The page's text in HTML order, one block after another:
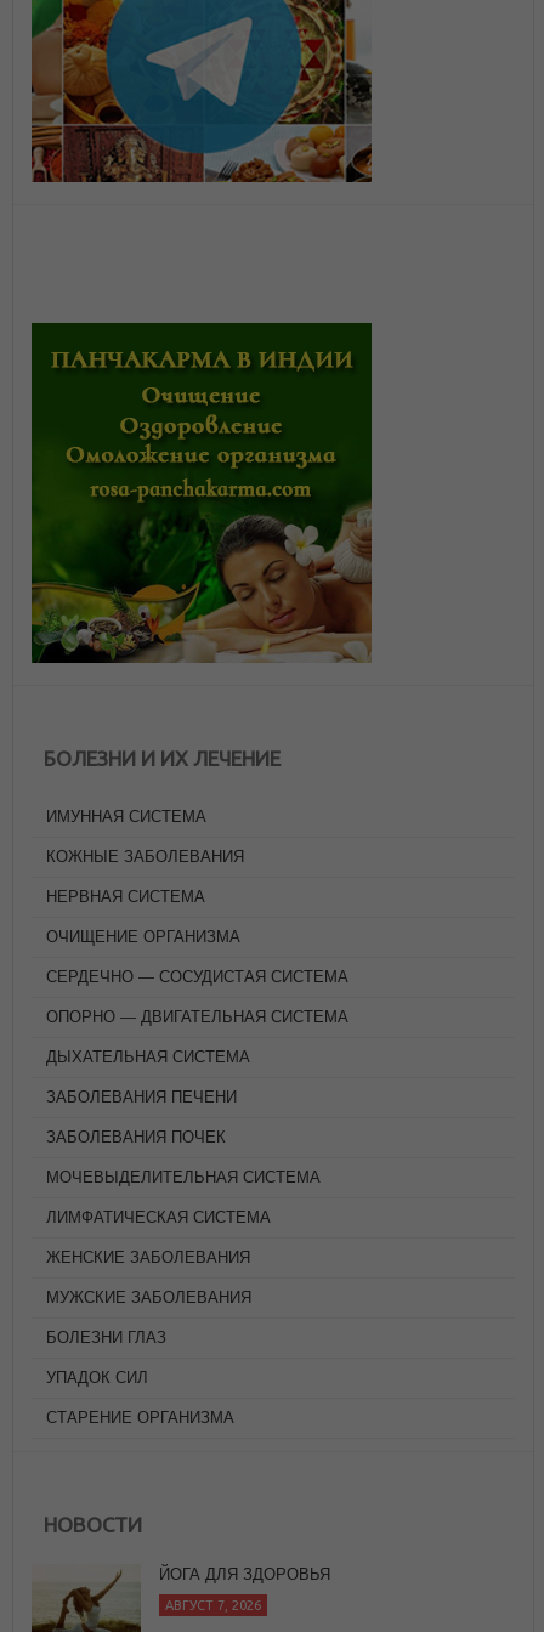
БОЛЕЗНИ И ИХ ЛЕЧЕНИЕ
ИМУННАЯ СИСТЕМА
КОЖНЫЕ ЗАБОЛЕВАНИЯ
НЕРВНАЯ СИСТЕМА
ОЧИЩЕНИЕ ОРГАНИЗМА
СЕРДЕЧНО — СОСУДИСТАЯ СИСТЕМА
ОПОРНО — ДВИГАТЕЛЬНАЯ СИСТЕМА
ДЫХАТЕЛЬНАЯ СИСТЕМА
ЗАБОЛЕВАНИЯ ПЕЧЕНИ
ЗАБОЛЕВАНИЯ ПОЧЕК
МОЧЕВЫДЕЛИТЕЛЬНАЯ СИСТЕМА
ЛИМФАТИЧЕСКАЯ СИСТЕМА
ЖЕНСКИЕ ЗАБОЛЕВАНИЯ
МУЖСКИЕ ЗАБОЛЕВАНИЯ
БОЛЕЗНИ ГЛАЗ
УПАДОК СИЛ
СТАРЕНИЕ ОРГАНИЗМА
НОВОСТИ
ЙОГА ДЛЯ ЗДОРОВЬЯ
АВГУСТ 7, 2026